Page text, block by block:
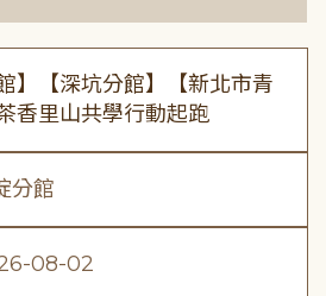
】【深坑分館】【新北市青
香里山共學行動起跑
分館
08-02